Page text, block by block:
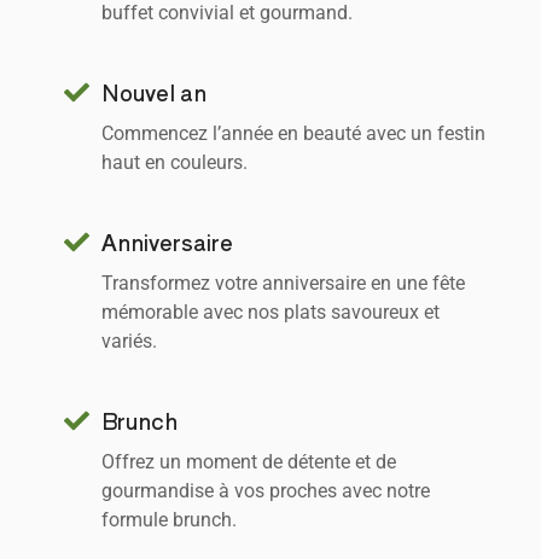
buffet convivial et gourmand.
Nouvel an
Commencez l’année en beauté avec un festin
haut en couleurs.
Anniversaire
Transformez votre anniversaire en une fête
mémorable avec nos plats savoureux et
variés.
Brunch
Offrez un moment de détente et de
gourmandise à vos proches avec notre
formule brunch.